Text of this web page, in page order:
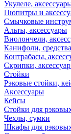
Укулеле,
Пюпитры и
Смычковые
Альты, аксессуары
Виолончели,
Канифоли,
Контрабасы,
Скрипки,
Стойки
Рэковые стойки,
Аксессуары
Кейсы
Стойки для
Чехлы, сумки
Шкафы для